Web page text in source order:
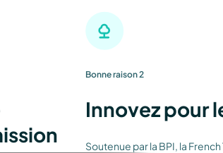
Bonne raison 2
Innovez pour
Soutenue par la BPI, la